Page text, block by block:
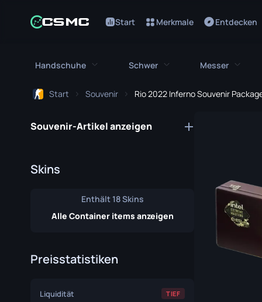
Start Merkmale Entdecken
Handschuhe
Bloodhound Handschuhe
Handwickel
Sporthandschuhe
Schwer
M249
Messer
Falchion
Flip Messer
Start Souvenir Rio 2022 Inferno Souvenir
Souvenir-Artikel anzeigen
Skins
Enthält 18 Skins
Alle Container items anzeigen
Preisstatistiken
Liquidität TIEF